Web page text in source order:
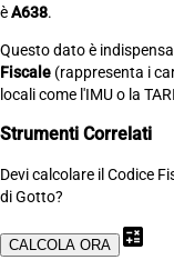
èA638.
Questo dato è
Fiscale (rappresenta i
locali come l'IMU o la
Strumenti Correlati
Devi calcolare il Codice
di Gotto?
CALCOLA ORA calculate